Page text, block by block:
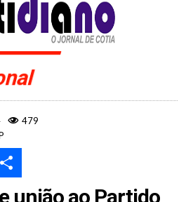
479
Twitter
união ao Partido